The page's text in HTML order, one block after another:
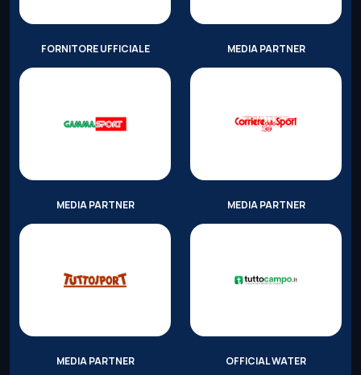
FORNITORE UFFICIALE MEDIA PARTNER
MEDIA PARTNER MEDIA PARTNER
MEDIA PARTNER OFFICIAL WATER